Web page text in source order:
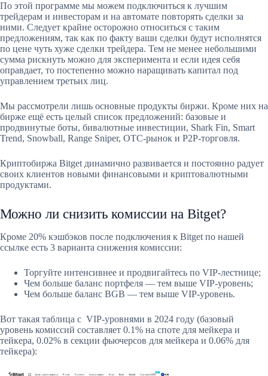
По этой программе мы можем подключиться к лучшим
трейдерам и инвесторам и на автомате повторять сделки за
ними. Следует крайне осторожно относиться с таким
предложениям, так как по факту ваши сделки будут исполнятся
по цене чуть хуже сделки трейдера. Тем не менее небольшими
сумма рискнуть можно для эксперимента и если идея себя
оправдает, то постепенно можно наращивать капитал под
управлением третьих лиц.
Мы рассмотрели лишь основные продукты биржи. Кроме них на
бирже ещё есть целый список предложений: базовые и
продвинутые боты, бивалютные инвестиции, Shark Fin, Smart
Trend, Snowball, Range Sniper, OTC-рынок и P2P-торговля.
Криптобиржа Bitget динамично развивается и постоянно радует
своих клиентов новыми финансовыми и криптовалютными
продуктами.
Можно ли снизить комиссии на Bitget?
Кроме 20% кэшбэков после подключения к Bitget по нашей
ссылке есть 3 варианта снижения комиссии:
Торгуйте интенсивнее и продвигайтесь по VIP-лестнице;
Чем больше баланс портфеля — тем выше VIP-уровень;
Чем больше баланс BGB — тем выше VIP-уровень.
Вот такая таблица с VIP-уровнями в 2024 году (базовый
уровень комиссий составляет 0.1% на споте для мейкера и
тейкера, 0.02% в секции фьючерсов для мейкера и 0.06% для
тейкера):